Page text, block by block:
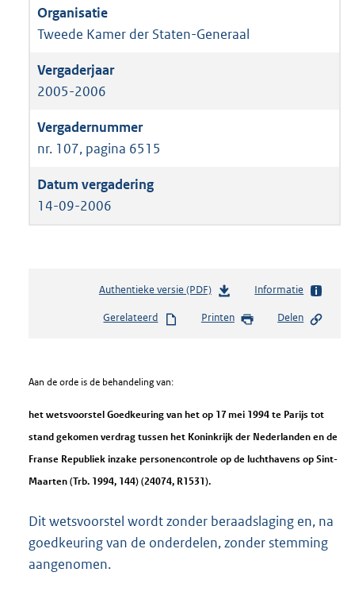
Tweede Kamer der Staten-Generaal
2005-2006
nr. 107, pagina 6515
14-09-2006
Authentieke versie (PDF)b
s
r
o
e
:
Informatie
Gerelateerd Printen Delen
Aan de orde is de behandeling van:
het wetsvoorstel Goedkeuring van het op 17 mei 1994 te Parijs tot
stand gekomen verdrag tussen het Koninkrijk der Nederlanden en de
Franse Republiek inzake personencontrole op de luchthavens op Sint-
Maarten (Trb. 1994, 144) (24074, R1531).
Dit wetsvoorstel wordt zonder beraadslaging en, na
goedkeuring van de onderdelen, zonder stemming
aangenomen.